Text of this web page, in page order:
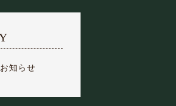
質問
しかた
知らせ